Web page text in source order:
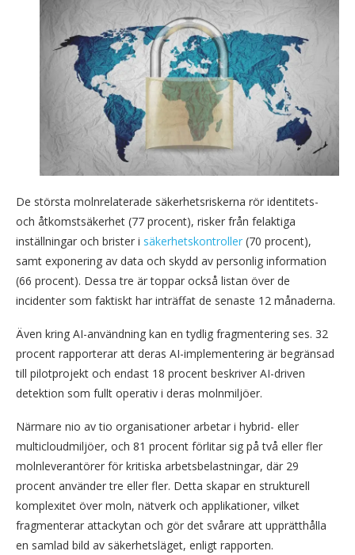
De största molnrelaterade säkerhetsriskerna rör identitets-
och åtkomstsäkerhet (77 procent), risker från felaktiga
inställningar och brister i säkerhetskontroller (70 procent),
samt exponering av data och skydd av personlig information
(66 procent). Dessa tre är toppar också listan över de
incidenter som faktiskt har inträffat de senaste 12 månaderna.
Även kring AI-användning kan en tydlig fragmentering ses. 32
procent rapporterar att deras AI-implementering är begränsad
till pilotprojekt och endast 18 procent beskriver AI-driven
detektion som fullt operativ i deras molnmiljöer.
Närmare nio av tio organisationer arbetar i hybrid- eller
multicloudmiljöer, och 81 procent förlitar sig på två eller fler
molnleverantörer för kritiska arbetsbelastningar, där 29
procent använder tre eller fler. Detta skapar en strukturell
komplexitet över moln, nätverk och applikationer, vilket
fragmenterar attackytan och gör det svårare att upprätthålla
en samlad bild av säkerhetsläget, enligt rapporten.